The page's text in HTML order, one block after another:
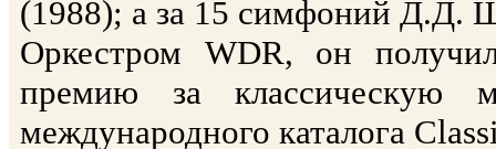
(1988); а за 15 симфоний Д.Д.
Оркестром WDR, он
премию за классическую
международного каталога